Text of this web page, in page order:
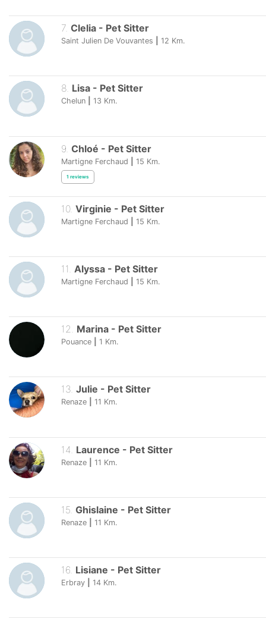
7. Clelia - Pet Sitter
Saint Julien De Vouvantes 12 Km.
8. Lisa - Pet Sitter
Chelun 13 Km.
9 Chloé - Pet Sitter
Martigne Ferchaud 15 Km.
1 reviews
10. Virginie - Pet Sitter
Martigne Ferchaud 15 Km.
11 Alyssa - Pet Sitter
Martigne Ferchaud 15 Km.
12. Marina - Pet Sitter
Pouance 1 Km.
13. Julie - Pet Sitter
Renaze 11 Km.
14 Laurence - Pet Sitter
Renaze 11 Km.
15 Ghislaine - Pet Sitter
Renaze 11 Km.
16 Lisiane - Pet Sitter
Erbray 14 Km.